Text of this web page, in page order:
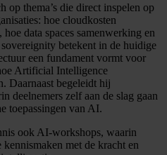
op thema’s die direct inspelen op
hoe cloudkosten
data spaces samenwerking en
betekent in de huidige
een fundament vormt voor
Artificial Intelligence
Daarnaast begeleidt hij
deelnemers zelf aan de slag gaan
toepassingen van AI.
ook AI-workshops, waarin
met de kracht en